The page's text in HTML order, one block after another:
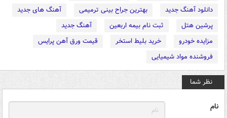
دانلود آهنگ جدید
بهترین جراح بینی ترمیمی
آهنگ های جدید
پرشین هتل
ثبت نام بیمه اربعین
آهنگ جدید
مزایده خودرو
خرید بلیط استخر
قیمت ورق آهن پرایس
فروشنده مواد شیمیایی
نظر شما
نام